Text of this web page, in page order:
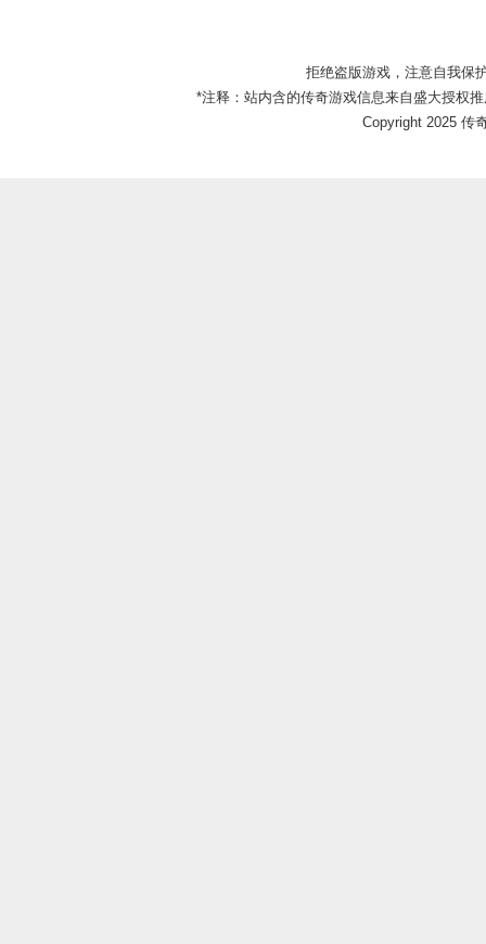
拒绝盗版游戏，注意自我保
*注释：站内含的传奇游戏信息来自盛大授权
Copyright 2025 传